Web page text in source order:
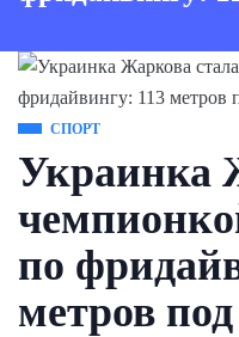
СПОРТ
Украинка
по
метров